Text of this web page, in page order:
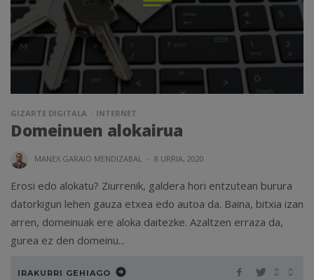
GIZARTE DIGITALA INTERNET
Domeinuen alokairua
MANEX GARAIO MENDIZABAL · 8 URRIA, 2020
Erosi edo alokatu? Ziurrenik, galdera hori entzutean burura
datorkigun lehen gauza etxea edo autoa da. Baina, bitxia izan
arren, domeinuak ere aloka daitezke. Azaltzen erraza da,
gurea ez den domeinu...
IRAKURRI GEHIAGO